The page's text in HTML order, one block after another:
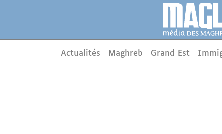
Main menu
Actualités Maghreb Grand Est